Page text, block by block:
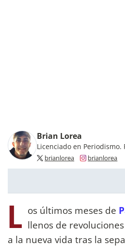
Brian Lorea
Licenciado en Periodismo.
brianlorea brianlorea
L os últimos meses de
llenos de
a la nueva vida tras la